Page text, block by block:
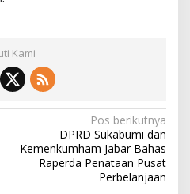
Kami
Pos berikutnya
DPRD Sukabumi dan
Kemenkumham Jabar Bahas
Raperda Penataan Pusat
Perbelanjaan